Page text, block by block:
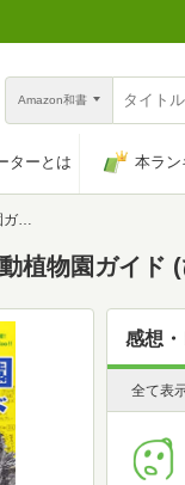
Amazon和書
ターとは 本ラン
部)
植物園ガイド
感想
全て表